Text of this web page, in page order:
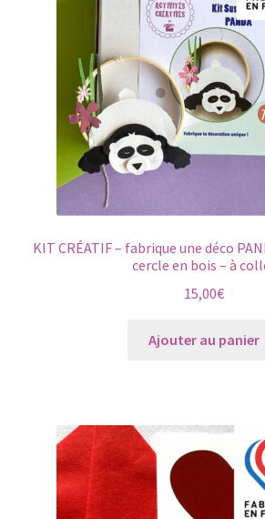
KIT CRÉATIF – fabrique une déco
cercle en bois – à
15,00€
Ajouter au panier